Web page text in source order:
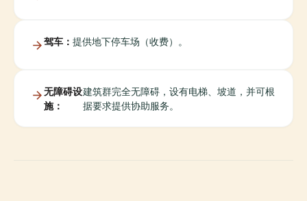
驾车： 提供地下停车场（收费）。
无障碍设
施：
建筑群完全无障碍，设有电梯、坡道，并可根
据要求提供协助服务。